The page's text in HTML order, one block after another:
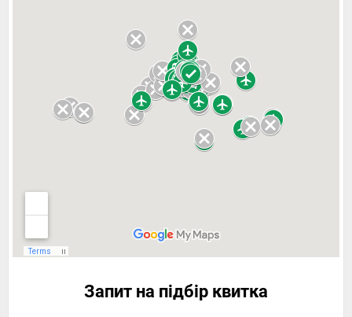
Запит на підбір квитка